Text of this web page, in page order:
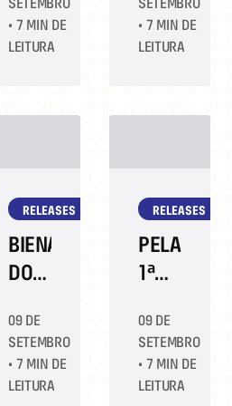
QUE
GANHA
MERCADO
SETEMBRO
• 7 MIN DE
LEITURA
DERRICK
FALAM
GAROTA',
HISTÓRIA
DE
DO
CASAL
SETEMBRO
• 7 MIN DE
LEITURA
RELEASES
BIENAL
DO
RIO
PROMOVE
ENCONTRO
09 DE
SETEMBRO
• 7 MIN DE
LEITURA
RELEASES
PELA
1ª
NO
BRASIL,
BLAKE
09 DE
SETEMBRO
• 7 MIN DE
LEITURA